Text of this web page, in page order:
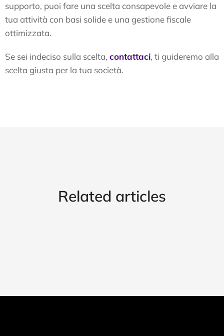
supporto, puoi fare una scelta consapevole e avviare la
tua attività con basi solide e una gestione fiscale
ottimizzata.
Se sei indeciso sulla scelta, contattaci, ti guideremo alla
scelta giusta per la tua società.
Related articles